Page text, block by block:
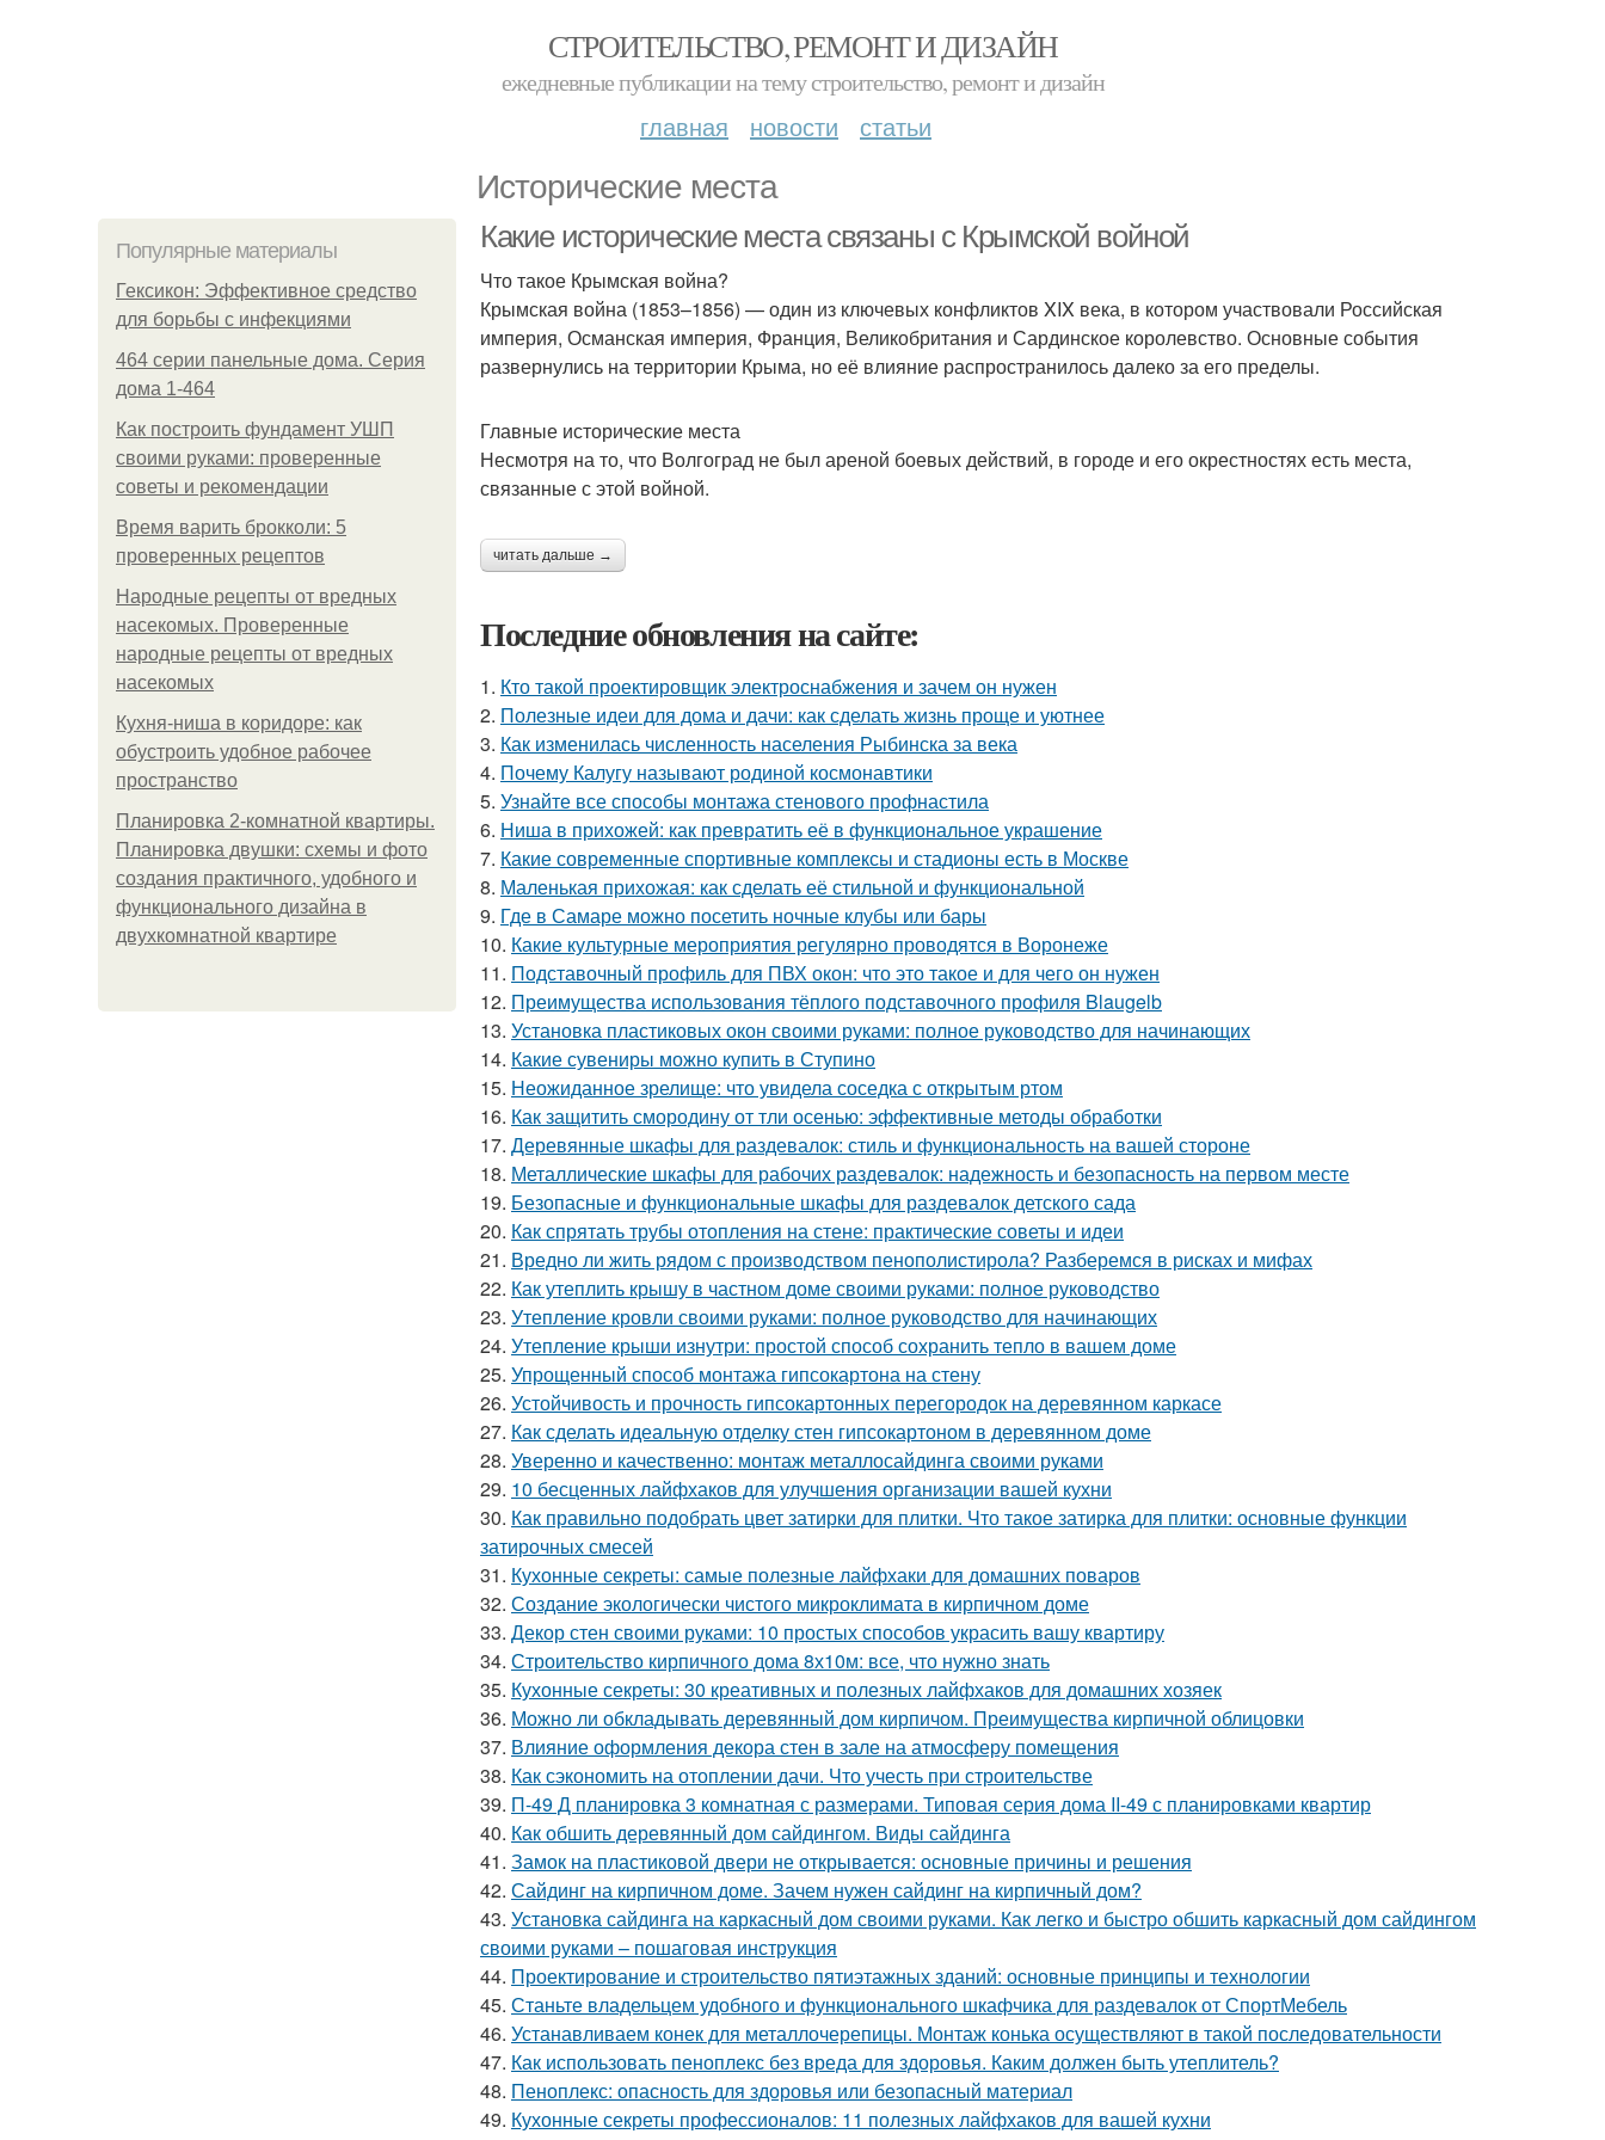
СТРОИТЕЛЬСТВО, РЕМОНТ И ДИЗАЙН
ежедневные публикации на тему строительство, ремонт и дизайн
главная новости статьи
Исторические места
Популярные материалы
Гексикон: Эффективное средство
для борьбы с инфекциями
464 серии панельные дома. Серия
дома 1-464
Как построить фундамент УШП
своими руками: проверенные
советы и рекомендации
Время варить брокколи: 5
проверенных рецептов
Народные рецепты от вредных
насекомых. Проверенные
народные рецепты от вредных
насекомых
Кухня-ниша в коридоре: как
обустроить удобное рабочее
пространство
Планировка 2-комнатной квартиры.
Планировка двушки: схемы и фото
создания практичного, удобного и
функционального дизайна в
двухкомнатной квартире
Какие исторические места связаны с Крымской войной
Что такое Крымская война?
Крымская война (1853–1856) — один из ключевых конфликтов XIX века, в котором участвовали Российская
империя, Османская империя, Франция, Великобритания и Сардинское королевство. Основные события
развернулись на территории Крыма, но её влияние распространилось далеко за его пределы.
Главные исторические места
Несмотря на то, что Волгоград не был ареной боевых действий, в городе и его окрестностях есть места,
связанные с этой войной.
читать дальше →
Последние обновления на сайте:
1. Кто такой проектировщик электроснабжения и зачем он нужен
2. Полезные идеи для дома и дачи: как сделать жизнь проще и уютнее
3. Как изменилась численность населения Рыбинска за века
4. Почему Калугу называют родиной космонавтики
5. Узнайте все способы монтажа стенового профнастила
6. Ниша в прихожей: как превратить её в функциональное украшение
7. Какие современные спортивные комплексы и стадионы есть в Москве
8. Маленькая прихожая: как сделать её стильной и функциональной
9. Где в Самаре можно посетить ночные клубы или бары
10. Какие культурные мероприятия регулярно проводятся в Воронеже
11. Подставочный профиль для ПВХ окон: что это такое и для чего он нужен
12. Преимущества использования тёплого подставочного профиля Blaugelb
13. Установка пластиковых окон своими руками: полное руководство для начинающих
14. Какие сувениры можно купить в Ступино
15. Неожиданное зрелище: что увидела соседка с открытым ртом
16. Как защитить смородину от тли осенью: эффективные методы обработки
17. Деревянные шкафы для раздевалок: стиль и функциональность на вашей стороне
18. Металлические шкафы для рабочих раздевалок: надежность и безопасность на первом месте
19. Безопасные и функциональные шкафы для раздевалок детского сада
20. Как спрятать трубы отопления на стене: практические советы и идеи
21. Вредно ли жить рядом с производством пенополистирола? Разберемся в рисках и мифах
22. Как утеплить крышу в частном доме своими руками: полное руководство
23. Утепление кровли своими руками: полное руководство для начинающих
24. Утепление крыши изнутри: простой способ сохранить тепло в вашем доме
25. Упрощенный способ монтажа гипсокартона на стену
26. Устойчивость и прочность гипсокартонных перегородок на деревянном каркасе
27. Как сделать идеальную отделку стен гипсокартоном в деревянном доме
28. Уверенно и качественно: монтаж металлосайдинга своими руками
29. 10 бесценных лайфхаков для улучшения организации вашей кухни
30. Как правильно подобрать цвет затирки для плитки. Что такое затирка для плитки: основные функции
затирочных смесей
31. Кухонные секреты: самые полезные лайфхаки для домашних поваров
32. Создание экологически чистого микроклимата в кирпичном доме
33. Декор стен своими руками: 10 простых способов украсить вашу квартиру
34. Строительство кирпичного дома 8х10м: все, что нужно знать
35. Кухонные секреты: 30 креативных и полезных лайфхаков для домашних хозяек
36. Можно ли обкладывать деревянный дом кирпичом. Преимущества кирпичной облицовки
37. Влияние оформления декора стен в зале на атмосферу помещения
38. Как сэкономить на отоплении дачи. Что учесть при строительстве
39. П-49 Д планировка 3 комнатная с размерами. Типовая серия дома II-49 с планировками квартир
40. Как обшить деревянный дом сайдингом. Виды сайдинга
41. Замок на пластиковой двери не открывается: основные причины и решения
42. Сайдинг на кирпичном доме. Зачем нужен сайдинг на кирпичный дом?
43. Установка сайдинга на каркасный дом своими руками. Как легко и быстро обшить каркасный дом сайдингом
своими руками – пошаговая инструкция
44. Проектирование и строительство пятиэтажных зданий: основные принципы и технологии
45. Станьте владельцем удобного и функционального шкафчика для раздевалок от СпортМебель
46. Устанавливаем конек для металлочерепицы. Монтаж конька осуществляют в такой последовательности
47. Как использовать пеноплекс без вреда для здоровья. Каким должен быть утеплитель?
48. Пеноплекс: опасность для здоровья или безопасный материал
49. Кухонные секреты профессионалов: 11 полезных лайфхаков для вашей кухни